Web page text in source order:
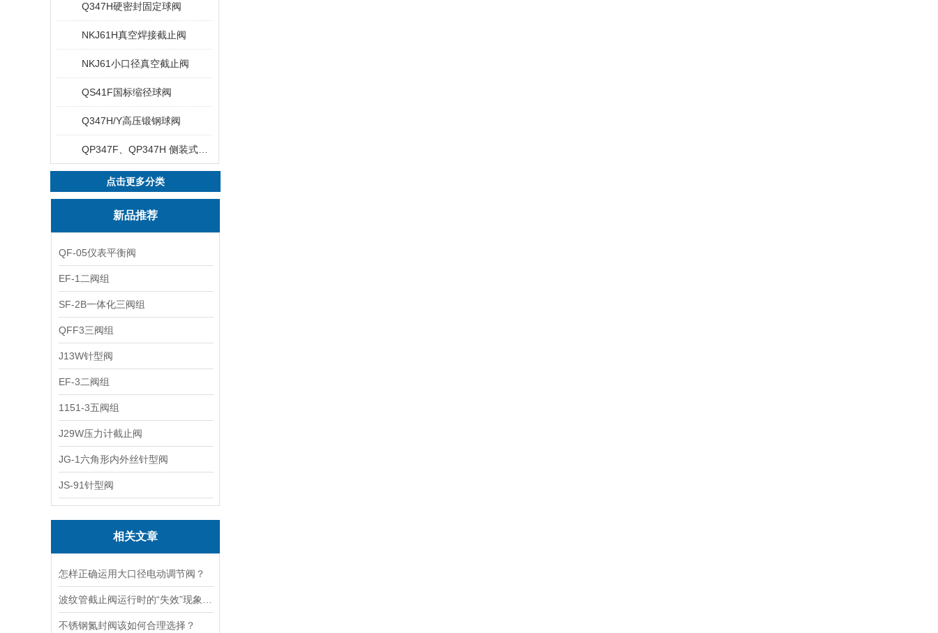
Q347H硬密封固定球阀
NKJ61H真空焊接截止阀
NKJ61小口径真空截止阀
QS41F国标缩径球阀
Q347H/Y高压锻钢球阀
点击更多分类
新品推荐
QF-05仪表平衡阀
EF-1二阀组
SF-2B一体化三阀组
QFF3三阀组
J13W针型阀
EF-3二阀组
1151-3五阀组
J29W压力计截止阀
JG-1六角形内外丝针型阀
JS-91针型阀
相关文章
怎样正确运用大口径电动调节阀？
不锈钢氮封阀该如何合理选择？